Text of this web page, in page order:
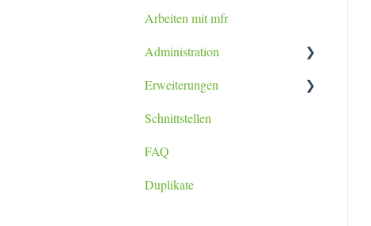
Tablet / Smartphone App
Arbeiten mit mfr
Administration
Datenimport
Berichtsanpassung
Erweiterungen
lexoffice Plugin
Schnittstellen
FAQ
Duplikate